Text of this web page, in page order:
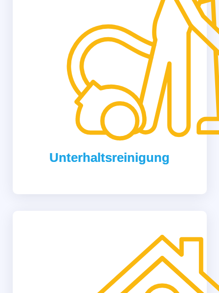
Unterhaltsreinigung